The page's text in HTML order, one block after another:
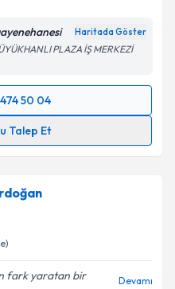
Haritada Göster
PLAZA İŞ MERKEZİ
50 04
Talep Et
e-posta ile
fark yaratan bir
Devamı